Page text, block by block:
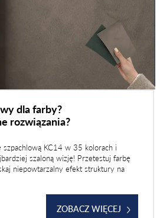
dla farby?
rozwiązania?
szpachlową KC14 w 35 kolorach i
szaloną wizję! Przetestuj farbę
niepowtarzalny efekt struktury na
ZOBACZ WIĘCEJ